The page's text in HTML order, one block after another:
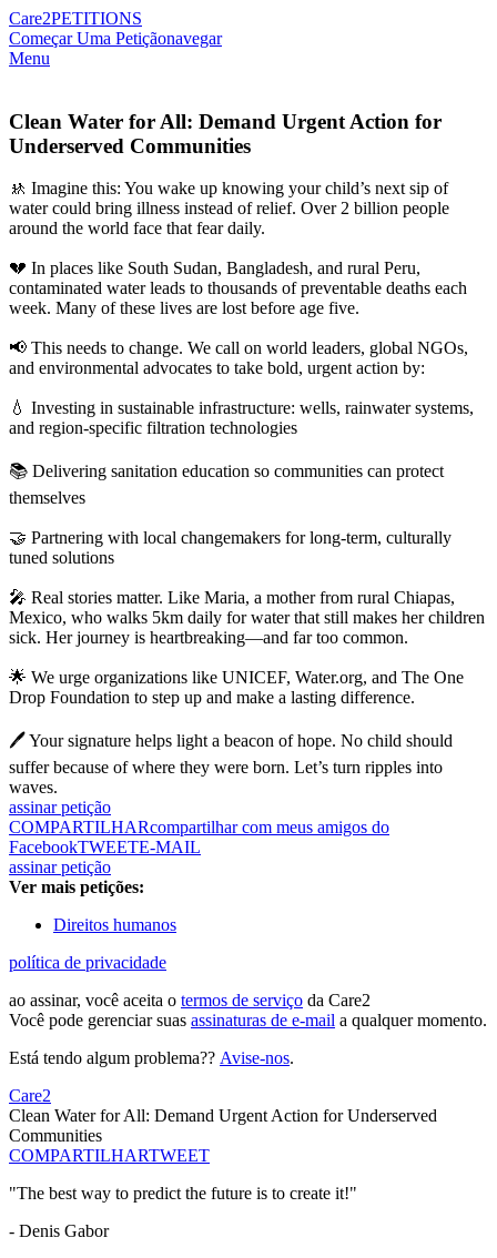
Care2PETITIONS
Começar Uma Petiçãonavegar
Menu
Clean Water for All: Demand Urgent Action for
Underserved Communities
🚸 Imagine this: You wake up knowing your child’s next sip of
water could bring illness instead of relief. Over 2 billion people
around the world face that fear daily.
💔 In places like South Sudan, Bangladesh, and rural Peru,
contaminated water leads to thousands of preventable deaths each
week. Many of these lives are lost before age five.
📢 This needs to change. We call on world leaders, global NGOs,
and environmental advocates to take bold, urgent action by:
💧 Investing in sustainable infrastructure: wells, rainwater systems,
and region-specific filtration technologies
📚 Delivering sanitation education so communities can protect
themselves
🤝 Partnering with local changemakers for long-term, culturally
tuned solutions
🎤 Real stories matter. Like Maria, a mother from rural Chiapas,
Mexico, who walks 5km daily for water that still makes her children
sick. Her journey is heartbreaking—and far too common.
🌟 We urge organizations like UNICEF, Water.org, and The One
Drop Foundation to step up and make a lasting difference.
🖊️ Your signature helps light a beacon of hope. No child should
suffer because of where they were born. Let’s turn ripples into
waves.
assinar petição
COMPARTILHARcompartilhar com meus amigos do
FacebookTWEETE-MAIL
assinar petição
Ver mais petições:
Direitos humanos
política de privacidade
ao assinar, você aceita o termos de serviço da Care2
Você pode gerenciar suas assinaturas de e-mail a qualquer momento.
Está tendo algum problema?? Avise-nos.
Care2
Clean Water for All: Demand Urgent Action for Underserved
Communities
COMPARTILHARTWEET
"The best way to predict the future is to create it!"
- Denis Gabor